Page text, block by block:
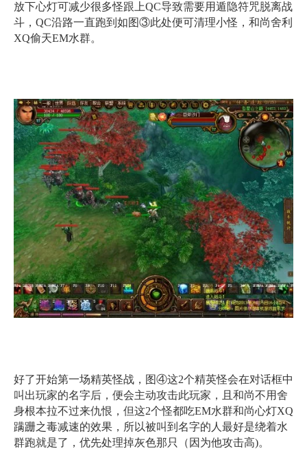
放下心灯可减少很多怪跟上QC导致需要用遁隐符咒脱离战
斗，QC沿路一直跑到如图③此处便可清理小怪，和尚舍利
XQ偷天EM水群。
好了开始第一场精英怪战，图④这2个精英怪会在对话框中
叫出玩家的名字后，便会主动攻击此玩家，且和尚不用舍
身根本拉不过来仇恨，但这2个怪都吃EM水群和尚心灯XQ
蹒跚之毒减速的效果，所以被叫到名字的人最好是绕着水
群跑就是了，优先处理掉灰色那只（因为他攻击高)。